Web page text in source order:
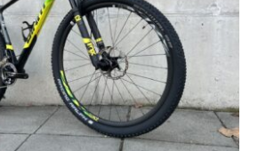
Advanced Full XT 11,55kg
Karcmentes